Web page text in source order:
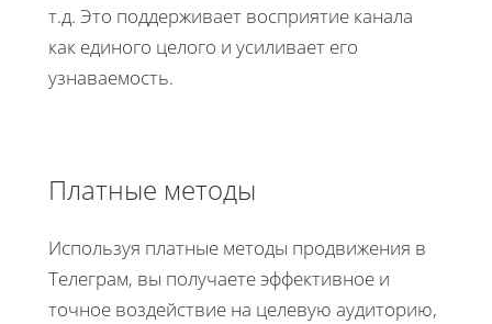
т.д. Это поддерживает восприятие канала
как единого целого и усиливает его
узнаваемость.
Платные методы
Используя платные методы продвижения в
Телеграм, вы получаете эффективное и
точное воздействие на целевую аудиторию,